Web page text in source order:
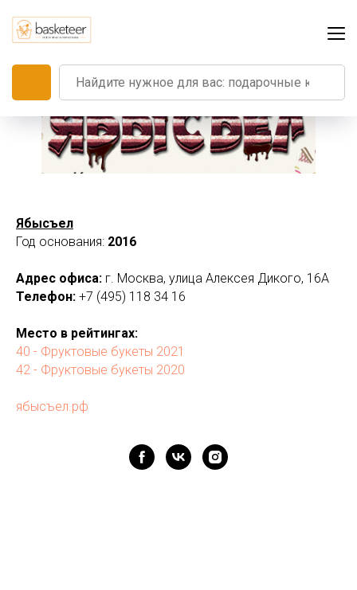
Ябысъел
Год основания: 2016
Адрес офиса: г. Москва, улица Алексея Дикого, 16А
Телефон: +7 (495) 118 34 16
Место в рейтингах:
40 - Фруктовые букеты 2021
42 - Фруктовые букеты 2020
ябысъел.рф